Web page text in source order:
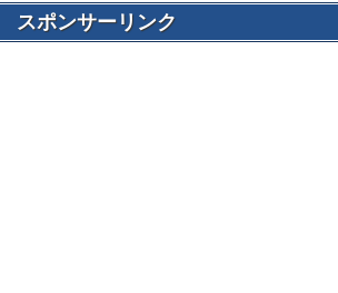
スポンサーリンク